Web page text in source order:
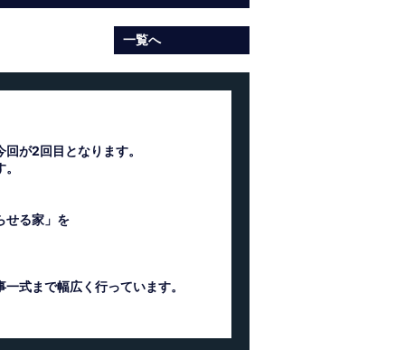
一覧へ
が2回目となります。
せる家」を
式まで幅広く行っています。